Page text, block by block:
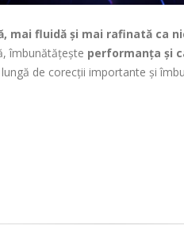
mai fluidă și mai rafinată ca
îmbunătățește performanța și
de corecții importante și